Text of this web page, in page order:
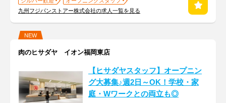
九州フジパンストアー株式会社の求人一覧を見る
NEW
肉のヒサダヤ イオン福岡東店
【ヒサダヤスタッフ】オープニン
グ大募集♪週2日～OK！学校・家
庭・Wワークとの両立も◎